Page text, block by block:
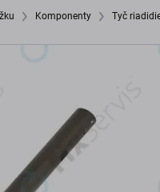
Komponenty Tyč